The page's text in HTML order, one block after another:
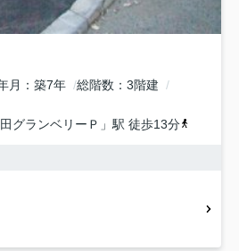
月 築7年 総階数
3階建
グランベリーＰ 」駅 徒歩13分